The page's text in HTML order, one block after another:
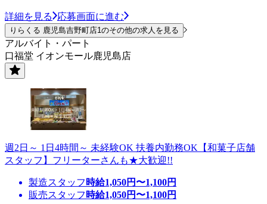
詳細を見る 応募画面に進む
りらくる 鹿児島吉野町店1のその他の求人を見る
アルバイト・パート
口福堂 イオンモール鹿児島店
週2日～ 1日4時間～ 未経験OK 扶養内勤務OK【和菓子店舗
スタッフ】フリーターさんも★大歓迎!!
製造スタッフ 時給1,050円〜1,100円
販売スタッフ 時給1,050円〜1,100円